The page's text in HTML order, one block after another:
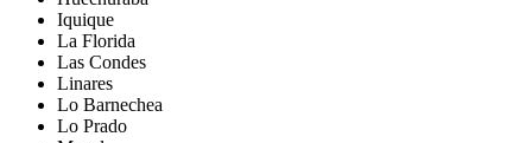
Iquique
La Florida
Las Condes
Linares
Lo Barnechea
Lo Prado